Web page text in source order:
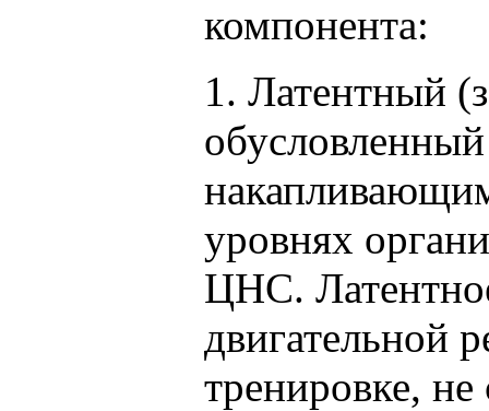
компонента:
1. Латентный
уровнях
ЦНС.
двигательной
тренировке, не